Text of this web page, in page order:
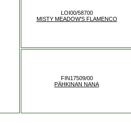
LOI00/58700
MISTY MEADOW'S FLAMENCO
FIN17509/00
PÄHKINAN NANA